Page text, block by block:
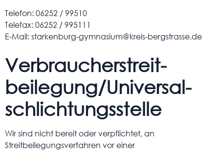
Telefon: 06252 / 99510
Telefax: 06252 / 995111
E-Mail: starkenburg-gymnasium@kreis-bergstrasse.de
Verbraucher­streit­
beilegung/Universal­
schlichtungs­stelle
Wir sind nicht bereit oder verpflichtet, an
Streitbeilegungsverfahren vor einer